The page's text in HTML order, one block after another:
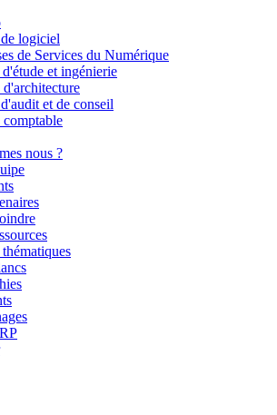
logiciel
de Services du Numérique
et ingénierie
d'architecture
et de conseil
comptable
nous ?